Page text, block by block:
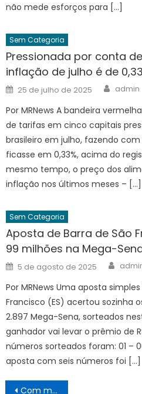
não mede esforços para […]
Sem Categoria
Pressionada por conta
inflação de julho é de
Posted
on
25 de julho de 2025 Author
admin
Por MRNews A bandeira
de tarifas em cinco capitais
brasileiro em julho, fazendo
ficasse em 0,33%, acima do
mesmo tempo, o preço dos
inflação nos últimos meses – […]
Sem Categoria
Aposta de Barra de São
99 milhões na Mega-
Posted
on
5 de agosto de 2025
Por MRNews Uma aposta
Francisco (ES) acertou sozinha
2.897 Mega-Sena, sorteados
ganhador vai levar o prêmio de
números sorteados foram: 01 –
aposta com seis números foi […]
Navegação
Com mais de 3 mil clientes por dia, novo Porto das Sardinhas é entregue pela Prefeitura no Subúrbio – Prefeitura Municipal de Salvador